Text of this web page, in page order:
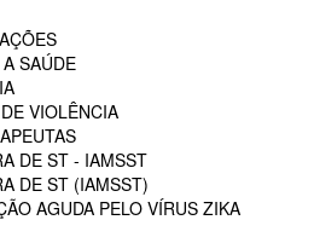
SAÚDE
VIOLÊNCIA
DE ST - IAMSST
DE ST (IAMSST)
AGUDA PELO VÍRUS ZIKA